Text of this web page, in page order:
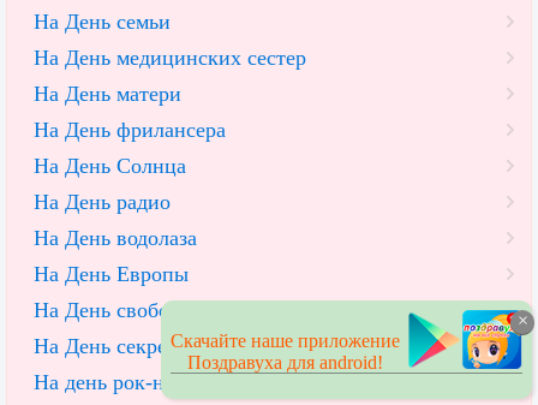
На День семьи
На День медицинских сестер
На День матери
На День фрилансера
На День Солнца
На День радио
На День водолаза
На День Европы
На День свободы печати
На День секретарей
На день рок-н-ролла
×
Скачайте наше приложение
Поздравуха для android!